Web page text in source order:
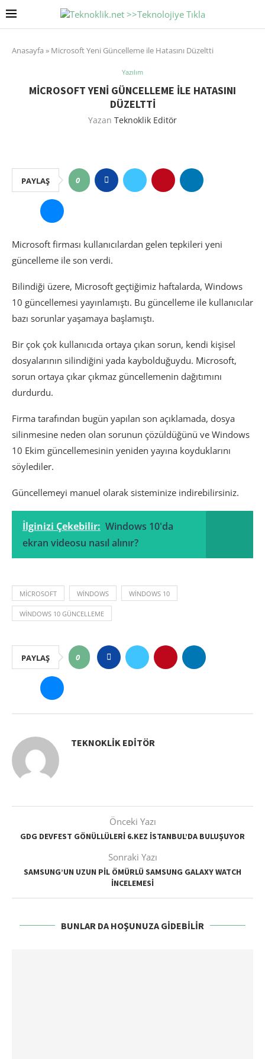
Anasayfa » Microsoft Yeni Güncelleme ile Hatasını Düzeltti
Yazılım
MICROSOFT YENI GÜNCELLEME ILE HATASINI
DÜZELTTI
Yazan Teknoklik Editör
PAYLAŞ 0
Microsoft firması kullanıcılardan gelen tepkileri yeni
güncelleme ile son verdi.
Bilindiği üzere, Microsoft geçtiğimiz haftalarda, Windows
10 güncellemesi yayınlamıştı. Bu güncelleme ile kullanıcılar
bazı sorunlar yaşamaya başlamıştı.
Bir çok çok kullanıcıda ortaya çıkan sorun, kendi kişisel
dosyalarının silindiğini yada kaybolduğuydu. Microsoft,
sorun ortaya çıkar çıkmaz güncellemenin dağıtımını
durdurdu.
Firma tarafından bugün yapılan son açıklamada, dosya
silinmesine neden olan sorunun çözüldüğünü ve Windows
10 Ekim güncellemesinin yeniden yayına koyduklarını
söylediler.
Güncellemeyi manuel olarak sisteminize indirebilirsiniz.
İlginizi Çekebilir: Windows 10'da
ekran videosu nasıl alınır?
MICROSOFT WINDOWS WINDOWS 10
WINDOWS 10 GÜNCELLEME
PAYLAŞ 0
TEKNOKLIK EDITÖR
Önceki Yazı
GDG DEVFEST GÖNÜLLÜLERI 6.KEZ İSTANBUL’DA BULUŞUYOR
Sonraki Yazı
SAMSUNG’UN UZUN PIL ÖMÜRLÜ SAMSUNG GALAXY WATCH
INCELEMESI
BUNLAR DA HOŞUNUZA GIDEBILIR